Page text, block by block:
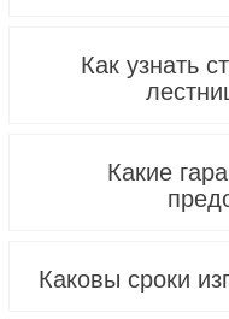
Как узнать
Какие
Каковы сроки